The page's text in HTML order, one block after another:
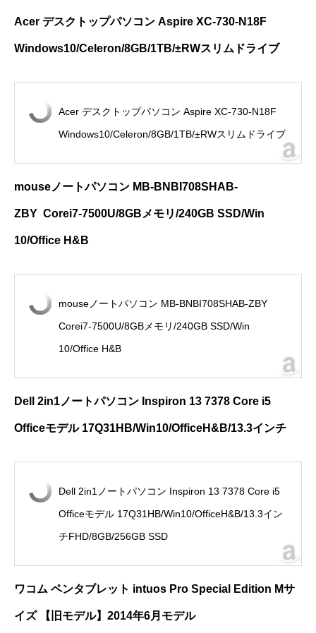
Acer デスクトップパソコン Aspire XC-730-N18F
Windows10/Celeron/8GB/1TB/±RWス リムドライブ
Acer デスクトップパソコン Aspire XC-730-N18F
Windows10/Celeron/8GB/1TB/±RWスリムドライブ
mouseノートパソコン MB-BNBI708SHAB-
ZBY Corei7-7500U/8GBメモリ/240GB SSD/Win
10/Office H&B
mouseノートパソコン MB-BNBI708SHAB-ZBY
Corei7-7500U/8GBメモリ/240GB SSD/Win
10/Office H&B
Dell 2in1 ノートパソコン Inspiron 13 7378 Core i5
Officeモデル17Q31HB/Win10/OfficeH&B/13.3インチ
Dell 2in1ノートパソコン Inspiron 13 7378 Core i5
Officeモデル 17Q31HB/Win10/OfficeH&B/13.3イン
チFHD/8GB/256GB SSD
ワコム ペンタブレット intuos Pro Special Edition Mサ
イズ 【旧モデル】 2014年6月モデル